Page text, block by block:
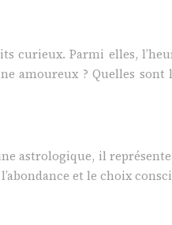
curieux. Parmi elles,
amoureux ? Quelles sont
astrologique, il
et le choix